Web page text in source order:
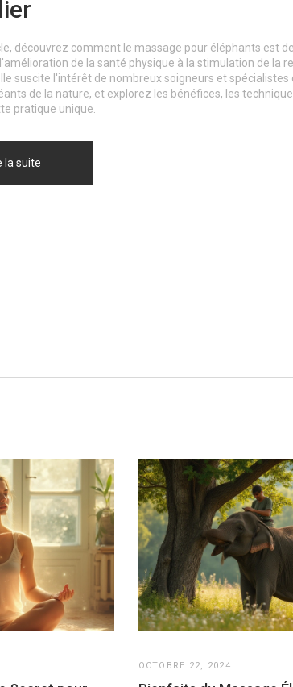
découvrez comment le massage pour éléphants est
de la santé physique à la stimulation de la
suscite l'intérêt de nombreux soigneurs et
de la nature, et explorez les bénéfices, les
pratique unique.
la suite
OCTOBRE 22, 2024